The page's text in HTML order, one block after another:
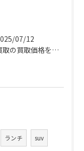
07/12
車買取の買取価格を千葉県市原市で高くするための業者選びと査定比較ポイント
ランチ suv